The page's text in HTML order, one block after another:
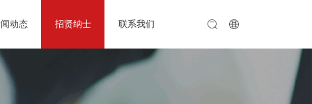
动态 招贤纳士 联系我们